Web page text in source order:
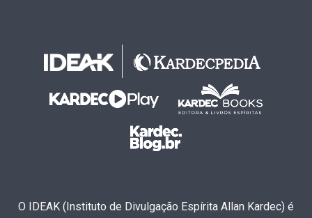
O IDEAK (Instituto de Divulgação Espírita Allan Kardec) é